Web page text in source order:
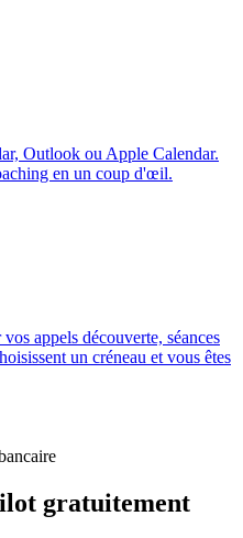
Outlook ou Apple Calendar.
en un coup d'œil.
appels découverte, séances
un créneau et vous êtes
gratuitement